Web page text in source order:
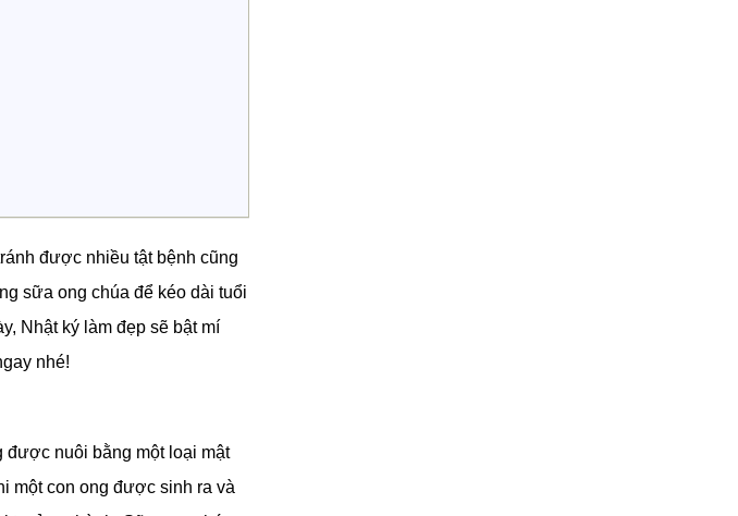
được nhiều tật bệnh cũng
sữa ong chúa để kéo dài tuổi
Nhật ký làm đẹp sẽ bật mí
nhé!
được nuôi bằng một loại mật
một con ong được sinh ra và